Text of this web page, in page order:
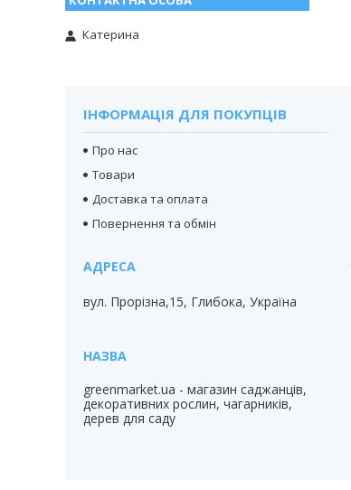
Катерина
ІНФОРМАЦІЯ ДЛЯ ПОКУПЦІВ
Про нас
Товари
Доставка та оплата
Повернення та обмін
вул. Прорізна,15, Глибока, Україна
greenmarket.ua - магазин саджанців,
декоративних рослин, чагарників,
дерев для саду